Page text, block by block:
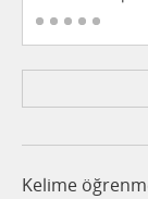
Kelime